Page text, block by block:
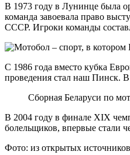
В 1973 году в Лунинце была
команда завоевала право
СССР. Игроки команды
С 1986 года вместо кубка
проведения стал наш Пинск.
Сборная Беларуси по
В 2004 году в финале ХІХ
болельщиков, впервые стали
Фото: из открытых источников